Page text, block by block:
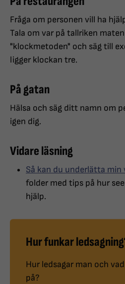
Fråga om personen vill ha
Tala om var på tallriken
"klockmetoden" och säg till
ligger klockan tre.
På gatan
Hälsa och säg ditt namn om
igen dig.
Vidare läsning
Så kan du underlätta min
folder med tips på hur
hjälp.
Hur funkar
Hur ledsagar man och
på?